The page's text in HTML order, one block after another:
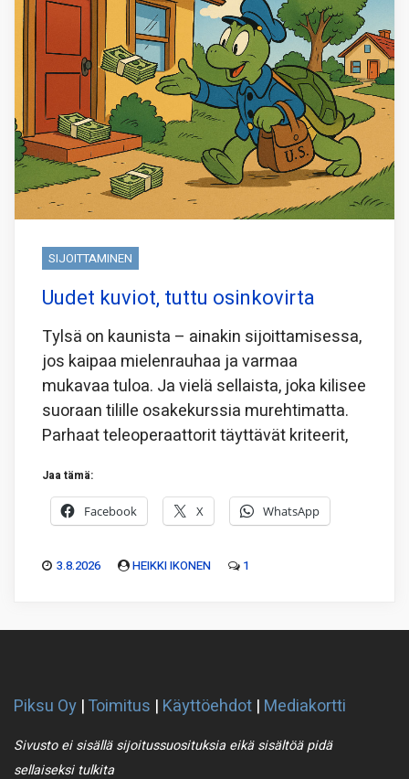
SIJOITTAMINEN
Uudet kuviot, tuttu osinkovirta
Tylsä on kaunista – ainakin sijoittamisessa,
jos kaipaa mielenrauhaa ja varmaa
mukavaa tuloa. Ja vielä sellaista, joka kilisee
suoraan tilille osakekurssia murehtimatta.
Parhaat teleoperaattorit täyttävät kriteerit,
Jaa tämä:
Facebook X WhatsApp
3.8.2026 HEIKKI IKONEN 1
Piksu Oy |Toimitus | Käyttöehdot | Mediakortti
Sivusto ei sisällä sijoitussuosituksia eikä sisältöä pidä
sellaiseksi tulkita